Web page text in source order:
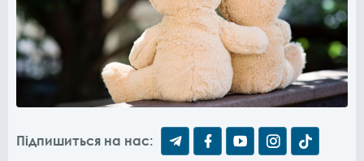
Підпишиться на нас: